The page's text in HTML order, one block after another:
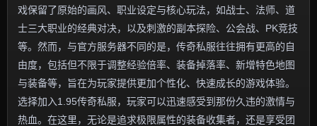
戏保留了原始的画风、职业设定与核心玩法，如战士、法师、道
士三大职业的经典对决，以及刺激的副本探险、公会战、PK竞技
等。然而，与官方服务器不同的是，传奇私服往往拥有更高的自
由度，包括但不限于调整经验倍率、装备掉落率、新增特色地图
与装备等，旨在为玩家提供更加个性化、快速成长的游戏体验。
选择加入1.95传奇私服，玩家可以迅速感受到那份久违的激情与
热血。在这里，无论是追求极限属性的装备收集者，还是享受团